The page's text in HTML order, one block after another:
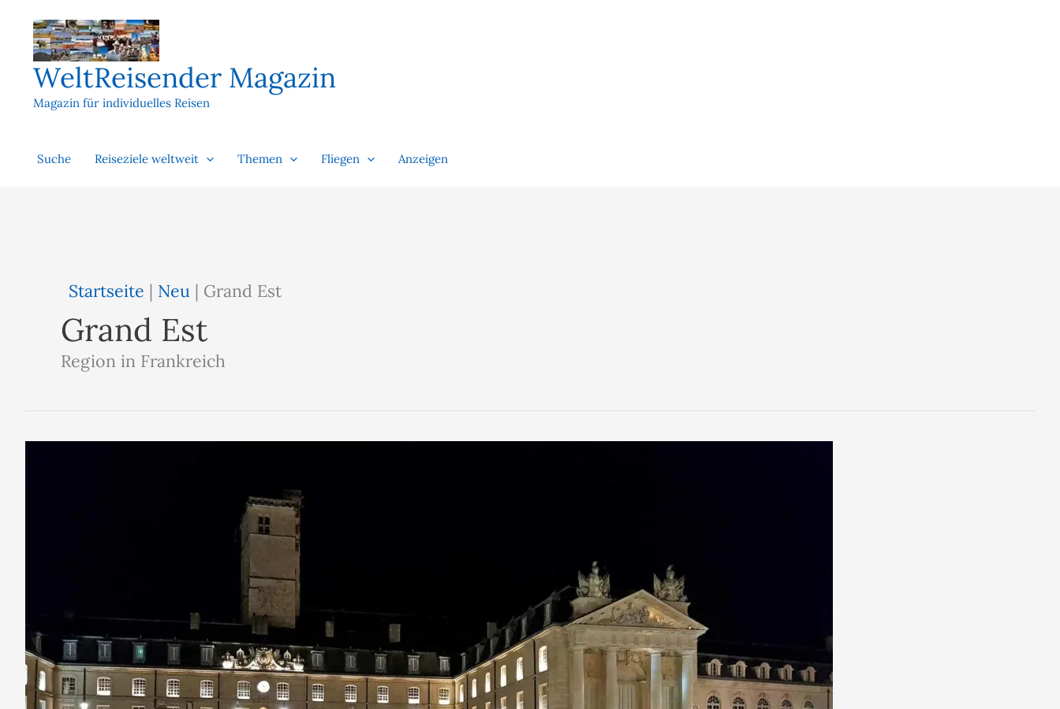
springen
WeltReisender Magazin
Magazin für individuelles Reisen
Suche Reiseziele weltweit Themen Fliegen Anzeigen
Startseite | Neu | Grand Est
Grand Est
Region in Frankreich